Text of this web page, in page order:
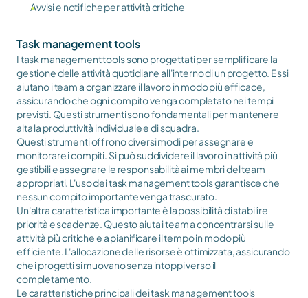
Avvisi e notifiche per attività critiche
Task management tools
I task management tools sono progettati per semplificare la
gestione delle attività quotidiane all'interno di un progetto. Essi
aiutano i team a organizzare il lavoro in modo più efficace,
assicurando che ogni compito venga completato nei tempi
previsti. Questi strumenti sono fondamentali per mantenere
alta la produttività individuale e di squadra.
Questi strumenti offrono diversi modi per assegnare e
monitorare i compiti. Si può suddividere il lavoro in attività più
gestibili e assegnare le responsabilità ai membri del team
appropriati. L'uso dei task management tools garantisce che
nessun compito importante venga trascurato.
Un'altra caratteristica importante è la possibilità di stabilire
priorità e scadenze. Questo aiuta i team a concentrarsi sulle
attività più critiche e a pianificare il tempo in modo più
efficiente. L'allocazione delle risorse è ottimizzata, assicurando
che i progetti si muovano senza intoppi verso il
completamento.
Le caratteristiche principali dei task management tools